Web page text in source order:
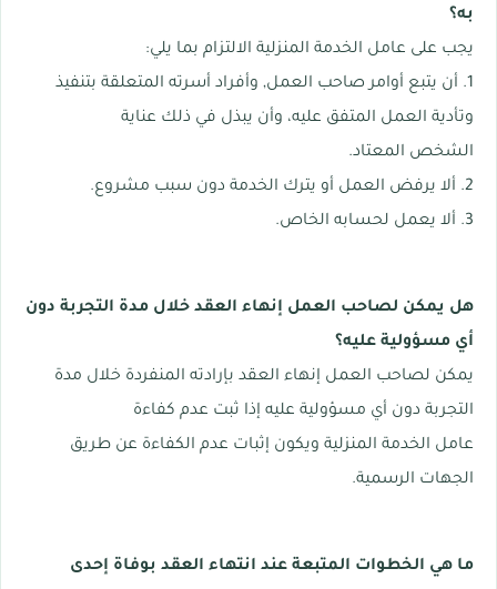
به؟
يجب على عامل الخدمة المنزلية الالتزام بما يلي:
1. أن يتبع أوامر صاحب العمل, وأفراد أسرته المتعلقة بتنفيذ
وتأدية العمل المتفق عليه، وأن يبذل في ذلك عناية
الشخص المعتاد.
2. ألا يرفض العمل أو يترك الخدمة دون سبب مشروع.
3. ألا يعمل لحسابه الخاص.
هل يمكن لصاحب العمل إنهاء العقد خلال مدة التجربة دون
أي مسؤولية عليه؟
يمكن لصاحب العمل إنهاء العقد بإرادته المنفردة خلال مدة
التجربة دون أي مسؤولية عليه إذا ثبت عدم كفاءة
عامل الخدمة المنزلية ويكون إثبات عدم الكفاءة عن طريق
الجهات الرسمية.
ما هي الخطوات المتبعة عند انتهاء العقد بوفاة إحدى